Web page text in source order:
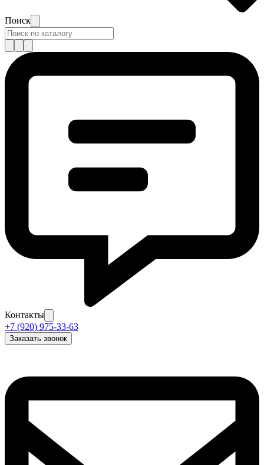
Поиск
Контакты
+7 (920) 975-33-63
Заказать звонок